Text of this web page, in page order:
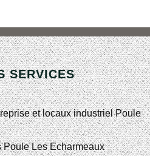
SERVICES
et locaux industriel Poule
Poule Les Echarmeaux